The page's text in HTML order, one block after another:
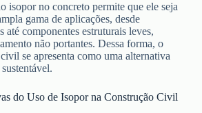
isopor no concreto permite que ele seja
gama de aplicações, desde
até componentes estruturais leves,
não portantes. Dessa forma, o
se apresenta como uma alternativa
do Uso de Isopor na Construção Civil